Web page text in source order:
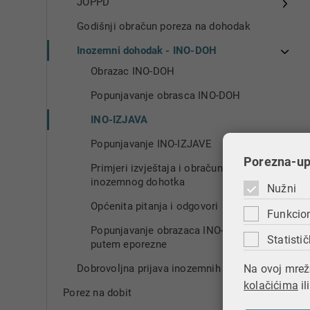
Godišnji obračun poreza na dohodak
Inozemni dohodak - INO-DOH
Obrazac INO-DOH
Popunjavanje obrasca INO-DOH
INO-IZJAVA
Popunjavanje INO-IZJAVE
Primjeri izvještaja i obračuna
inozemnog dohotka
Općenita pitanja i odgovori
Popunjavanje obrazaca INO-DOH
putem eporezne​​
Dobrovoljna prijava inozemnih primitaka
Porez na dobit
Porezna-
Nužni
Na ovoj
kolačićima